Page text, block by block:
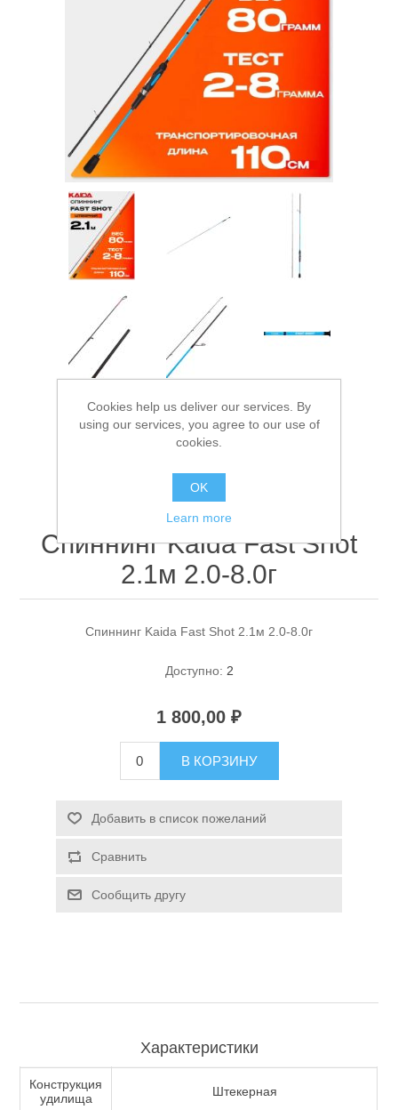
Аксессуары для лодок
Спасательные средства
Одежда/Обувь
Спиннинг Kaida Fast Shot
2.1м 2.0-8.0г
Спиннинг Kaida Fast Shot 2.1м 2.0-8.0г
Доступно: 2
1 800,00 ₽
В КОРЗИНУ
Добавить в список пожеланий
Сравнить
Сообщить другу
Характеристики
Конструкция
удилища
Штекерная
Cookies help us deliver our services. By
using our services, you agree to our use of
cookies.
OK
Learn more